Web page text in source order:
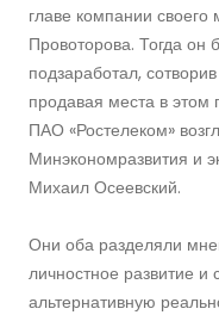
главе компании
Провоторова. Тогда он
подзаработал,
продавая места в этом
ПАО «Ростелеком»
Минэкономразвития и
Михаил Осеевский.
Они оба разделяли
личностное развитие и
альтернативную